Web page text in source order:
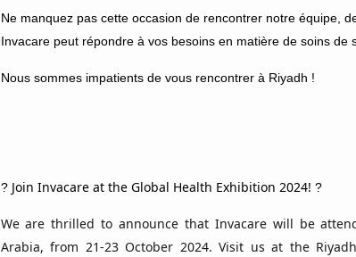
Ne manquez pas cette occasion de rencontrer notre équipe,
Invacare peut répondre à vos besoins en matière de soins de
Nous sommes impatients de vous rencontrer à Riyadh !
?Join Invacare at the Global Health Exhibition 2024! ?
We are thrilled to announce that Invacare will be
Arabia, from 21-23 October 2024. Visit us at the